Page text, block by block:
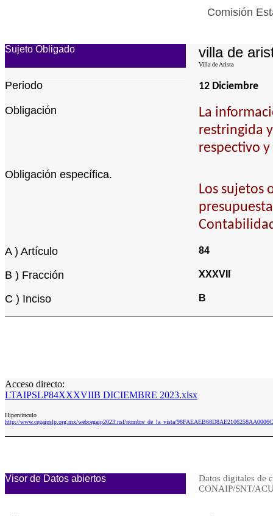
Comisión
Sujeto Obligado villa de
Villa de Arista
Periodo 12 Diciembre
Obligación
La
restringida
respectivo
Obligación específica.
Los sujetos
A ) Artículo 84
B ) Fracción XXXVII
C ) Inciso B
Acceso directo:
LTAIPSLP84XXXVIIB DICIEMBRE 2023.xlsx
Hipervinculo
http://www.cegaipslp.org.mx/webcegaip2023.nsf/nombre_de_la_vista/
Visor de Datos abiertos
Datos digitales de
CONAIP/SNT/